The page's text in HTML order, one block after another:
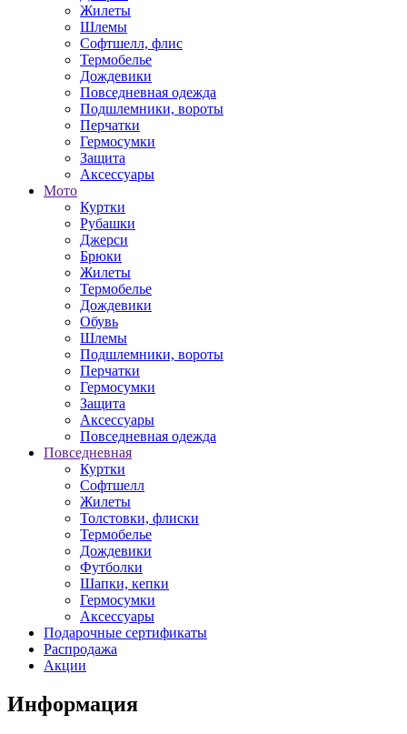
Жилеты
Шлемы
Софтшелл, флис
Термобелье
Дождевики
Повседневная одежда
Подшлемники, вороты
Перчатки
Гермосумки
Защита
Аксессуары
Мото
Куртки
Рубашки
Джерси
Брюки
Жилеты
Термобелье
Дождевики
Обувь
Шлемы
Подшлемники, вороты
Перчатки
Гермосумки
Защита
Аксессуары
Повседневная одежда
Повседневная
Куртки
Софтшелл
Жилеты
Толстовки, флиски
Термобелье
Дождевики
Футболки
Шапки, кепки
Гермосумки
Аксессуары
Подарочные сертификаты
Распродажа
Акции
Информация